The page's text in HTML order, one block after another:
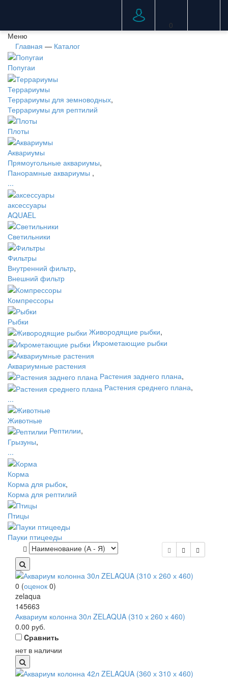
0
Меню
Главная — Каталог
Попугаи
Террариумы
Террариумы для земноводных,
Террариумы для рептилий
Плоты
Аквариумы
Прямоугольные аквариумы,
Панорамные аквариумы ,
...
аксессуары
AQUAEL
Светильники
Фильтры
Внутренний фильтр,
Внешний фильтр
Компрессоры
Рыбки
Живородящие рыбки,
Икрометающие рыбки
Аквариумные растения
Растения заднего плана,
Растения среднего плана,
...
Животные
Рептилии,
Грызуны,
...
Корма
Корма для рыбок,
Корма для рептилий
Птицы
Пауки птицееды
0 (оценок 0)
zelaqua
145663
Аквариум колонна 30л ZELAQUA (310 х 260 х 460)
0.00 руб.
Cравнить
нет в наличии